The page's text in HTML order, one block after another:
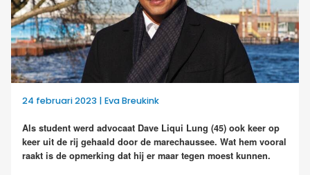
24 februari 2023 | Eva Breukink
Als student werd advocaat Dave Liqui Lung (45) ook keer op
keer uit de rij gehaald door de marechaussee. Wat hem vooral
raakt is de opmerking dat hij er maar tegen moest kunnen.